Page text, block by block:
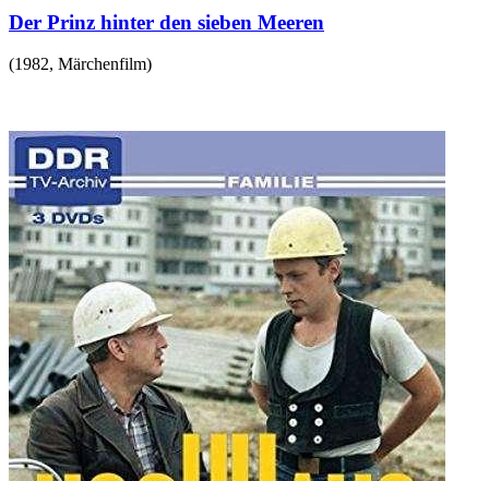
Der Prinz hinter den sieben Meeren
(1982, Märchenfilm)